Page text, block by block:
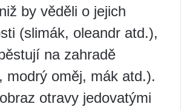
by věděli o jejich
(slimák, oleandr atd.),
na zahradě
modrý oměj, mák atd.).
otravy jedovatými